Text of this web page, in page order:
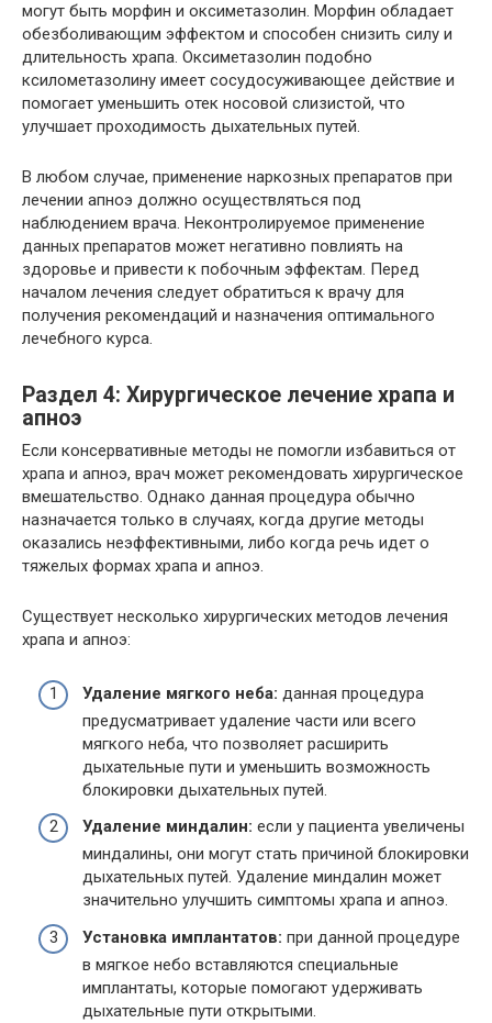
могут быть морфин и оксиметазолин. Морфин обладает
обезболивающим эффектом и способен снизить силу и
длительность храпа. Оксиметазолин подобно
ксилометазолину имеет сосудосуживающее действие и
помогает уменьшить отек носовой слизистой, что
улучшает проходимость дыхательных путей.
В любом случае, применение наркозных препаратов при
лечении апноэ должно осуществляться под
наблюдением врача. Неконтролируемое применение
данных препаратов может негативно повлиять на
здоровье и привести к побочным эффектам. Перед
началом лечения следует обратиться к врачу для
получения рекомендаций и назначения оптимального
лечебного курса.
Раздел 4: Хирургическое лечение храпа и
апноэ
Если консервативные методы не помогли избавиться от
храпа и апноэ, врач может рекомендовать хирургическое
вмешательство. Однако данная процедура обычно
назначается только в случаях, когда другие методы
оказались неэффективными, либо когда речь идет о
тяжелых формах храпа и апноэ.
Существует несколько хирургических методов лечения
храпа и апноэ:
Удаление мягкого неба: данная процедура
предусматривает удаление части или всего
мягкого неба, что позволяет расширить
дыхательные пути и уменьшить возможность
блокировки дыхательных путей.
Удаление миндалин: если у пациента увеличены
миндалины, они могут стать причиной блокировки
дыхательных путей. Удаление миндалин может
значительно улучшить симптомы храпа и апноэ.
Установка имплантатов: при данной процедуре
в мягкое небо вставляются специальные
имплантаты, которые помогают удерживать
дыхательные пути открытыми.